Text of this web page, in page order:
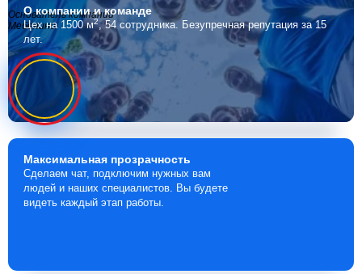
Основатель компании
Мебелино
О компаниии команде
Цех на 1500 м2, 54 сотрудника. Безупречная репутация за 15
лет.
Максимальная прозрачность
Сделаем чат, подключим нужных вам
людей и наших специалистов. Вы будете
видеть каждый этап работы.